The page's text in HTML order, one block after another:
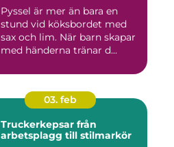
Pyssel är mer än bara en
stund vid köksbordet med
sax och lim. När barn skapar
med händerna tränar d...
03. feb
Truckerkepsar från
arbetsplagg till stilmarkör